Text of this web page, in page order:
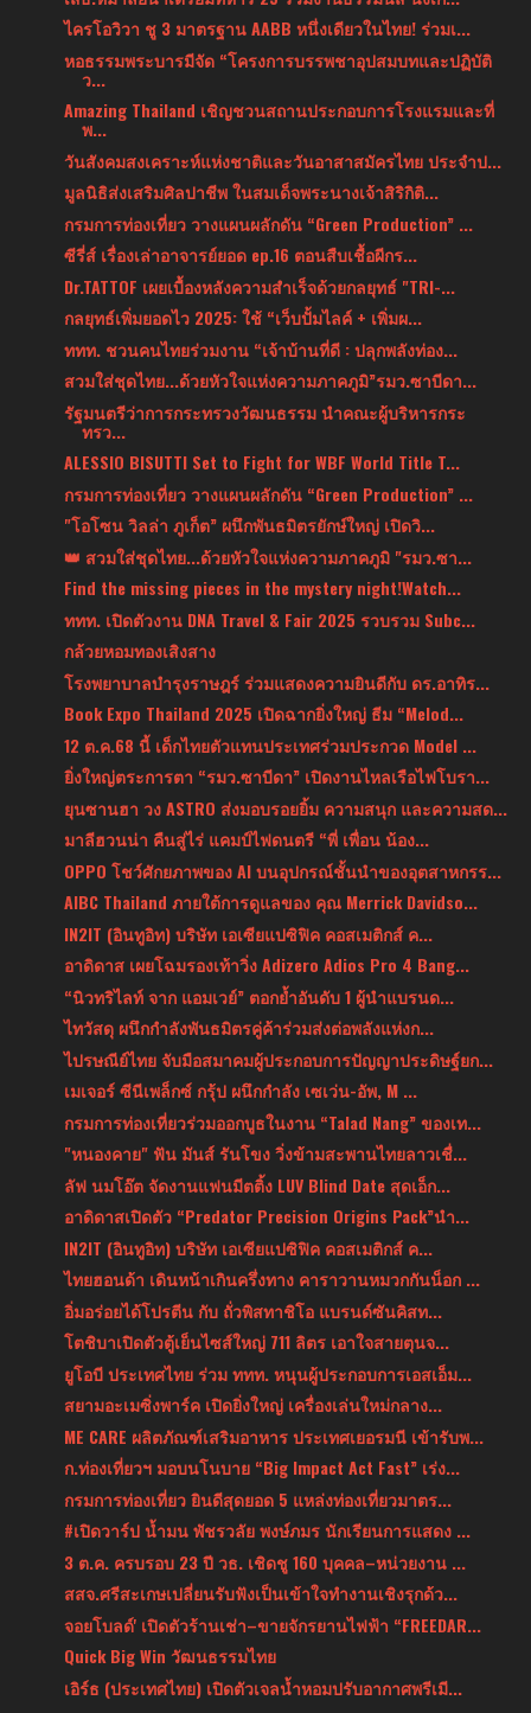
ไครโอวิวา ชู 3 มาตรฐาน AABB หนึ่งเดียวในไทย! ร่วมเ...
หอธรรมพระบารมีจัด “โครงการบรรพชาอุปสมบทและปฏิบัติ
ว...
Amazing Thailand เชิญชวนสถานประกอบการโรงแรมและที่
พ...
วันสังคมสงเคราะห์แห่งชาติและวันอาสาสมัครไทย ประจำป...
มูลนิธิส่งเสริมศิลปาชีพ ในสมเด็จพระนางเจ้าสิริกิติ...
กรมการท่องเที่ยว วางแผนผลักดัน “Green Production” ...
ซีรี่ส์ เรื่องเล่าอาจารย์ยอด ep.16 ตอนสืบเชื้อผีกร...
Dr.TATTOF เผยเบื้องหลังความสำเร็จด้วยกลยุทธ์ "TRI-...
กลยุทธ์เพิ่มยอดไว 2025: ใช้ “เว็บปั้มไลค์ + เพิ่มผ...
ททท. ชวนคนไทยร่วมงาน “เจ้าบ้านที่ดี : ปลุกพลังท่อง...
สวมใส่ชุดไทย...ด้วยหัวใจแห่งความภาคภูมิ”รมว.ซาบีดา...
รัฐมนตรีว่าการกระทรวงวัฒนธรรม นำคณะผู้บริหารกระ
ทรว...
ALESSIO BISUTTI Set to Fight for WBF World Title T...
กรมการท่องเที่ยว วางแผนผลักดัน “Green Production” ...
"โอโซน วิลล่า ภูเก็ต” ผนึกพันธมิตรยักษ์ใหญ่ เปิดวิ...
👑 สวมใส่ชุดไทย...ด้วยหัวใจแห่งความภาคภูมิ "รมว.ซา...
Find the missing pieces in the mystery night!Watch...
ททท. เปิดตัวงาน DNA Travel & Fair 2025 รวบรวม Subc...
กล้วยหอมทองเสิงสาง
โรงพยาบาลบำรุงราษฎร์ ร่วมแสดงความยินดีกับ ดร.อาทิร...
Book Expo Thailand 2025 เปิดฉากยิ่งใหญ่ ธีม “Melod...
12 ต.ค.68 นี้ เด็กไทยตัวแทนประเทศร่วมประกวด Model ...
ยิ่งใหญ่ตระการตา “รมว.ซาบีดา” เปิดงานไหลเรือไฟโบรา...
ยุนซานฮา วง ASTRO ส่งมอบรอยยิ้ม ความสนุก และความสด...
มาลีฮวนน่า คืนสู่ไร่ แคมป์ไฟดนตรี “พี่ เพื่อน น้อง...
OPPO โชว์ศักยภาพของ AI บนอุปกรณ์ชั้นนำของอุตสาหกรร...
AIBC Thailand ภายใต้การดูแลของ คุณ Merrick Davidso...
IN2IT (อินทูอิท) บริษัท เอเซียแปซิฟิค คอสเมติกส์ ค...
อาดิดาส เผยโฉมรองเท้าวิ่ง Adizero Adios Pro 4 Bang...
“นิวทริไลท์ จาก แอมเวย์” ตอกย้ำอันดับ 1 ผู้นำแบรนด...
ไทวัสดุ ผนึกกำลังพันธมิตรคู่ค้าร่วมส่งต่อพลังแห่งก...
ไปรษณีย์ไทย จับมือสมาคมผู้ประกอบการปัญญาประดิษฐ์ยก...
เมเจอร์ ซีนีเพล็กซ์ กรุ้ป ผนึกกำลัง เซเว่น-อัพ, M ...
กรมการท่องเที่ยวร่วมออกบูธในงาน “Talad Nang” ของเท...
"หนองคาย" ฟัน มันส์ รันโขง วิ่งข้ามสะพานไทยลาวเชื่...
ลัฟ นมโอ๊ต จัดงานแฟนมีตติ้ง LUV Blind Date สุดเอ็ก...
อาดิดาสเปิดตัว “Predator Precision Origins Pack”นำ...
IN2IT (อินทูอิท) บริษัท เอเซียแปซิฟิค คอสเมติกส์ ค...
ไทยฮอนด้า เดินหน้าเกินครึ่งทาง คาราวานหมวกกันน็อก ...
อิ่มอร่อยได้โปรตีน กับ ถั่วพิสทาชิโอ แบรนด์ซันคิสท...
โตชิบาเปิดตัวตู้เย็นไซส์ใหญ่ 711 ลิตร เอาใจสายตุนจ...
ยูโอบี ประเทศไทย ร่วม ททท. หนุนผู้ประกอบการเอสเอ็ม...
สยามอะเมซิ่งพาร์ค เปิดยิ่งใหญ่ เครื่องเล่นใหม่กลาง...
ME CARE ผลิตภัณฑ์เสริมอาหาร ประเทศเยอรมนี เข้ารับพ...
ก.ท่องเที่ยวฯ มอบนโนบาย “Big Impact Act Fast” เร่ง...
กรมการท่องเที่ยว ยินดีสุดยอด 5 แหล่งท่องเที่ยวมาตร...
#เปิดวาร์ป น้ำมน พัชรวลัย พงษ์ภมร นักเรียนการแสดง ...
3 ต.ค. ครบรอบ 23 ปี วธ. เชิดชู 160 บุคคล–หน่วยงาน ...
สสจ.ศรีสะเกษเปลี่ยนรับฟังเป็นเข้าใจทำงานเชิงรุกด้ว...
จอยโบลด์' เปิดตัวร้านเช่า–ขายจักรยานไฟฟ้า “FREEDAR...
Quick Big Win วัฒนธรรมไทย
เอิร์ธ (ประเทศไทย) เปิดตัวเจลน้ำหอมปรับอากาศพรีเมี...